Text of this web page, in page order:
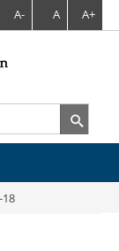
A- A A+
18